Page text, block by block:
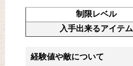
制限レベル
入手出来るアイテム
経験値や敵について